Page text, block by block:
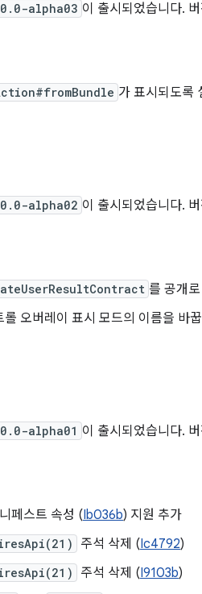
alpha03 이 출시되었습니다.
가 표시되도록
alpha02 이 출시되었습니다.
를 공개
오버레이 표시 모드의 이름을 바
alpha01 이 출시되었습니다.
페스트 속성 (Ib036b) 지원 추가
주석 삭제 (Ic4792)
주석 삭제 (I9103b)